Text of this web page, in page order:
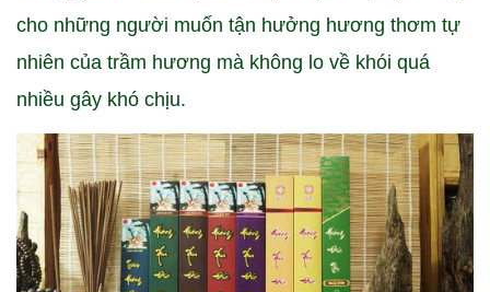
cho những người muốn tận hưởng hương thơm tự
nhiên của trầm hương mà không lo về khói quá
nhiều gây khó chịu.